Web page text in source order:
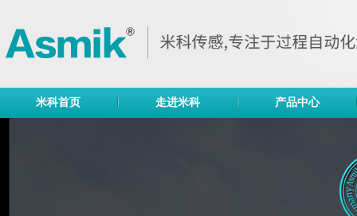
米科首页 走进米科 产品中心